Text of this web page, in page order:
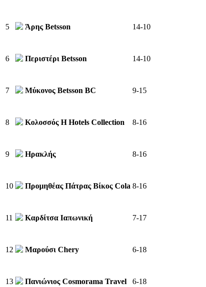
5 Άρης Betsson 14-10
6 Περιστέρι Betsson 14-10
7 Μύκονος Betsson BC 9-15
8 Κολοσσός H Hotels Collection 8-16
9 Ηρακλής 8-16
10 Προμηθέας Πάτρας Βίκος Cola 8-16
11 Καρδίτσα Ιαπωνική 7-17
12 Μαρούσι Chery 6-18
13 Πανιώνιος Cosmorama Travel 6-18